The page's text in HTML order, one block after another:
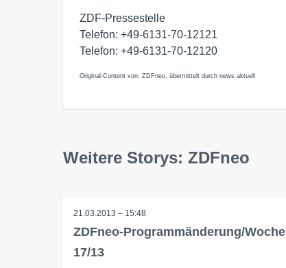
ZDF-Pressestelle
Telefon: +49-6131-70-12121
Telefon: +49-6131-70-12120
Original-Content von: ZDFneo, übermittelt durch news aktuell
Weitere Storys: ZDFneo
21.03.2013 – 15:48
ZDFneo-Programmänderung/Woche
17/13